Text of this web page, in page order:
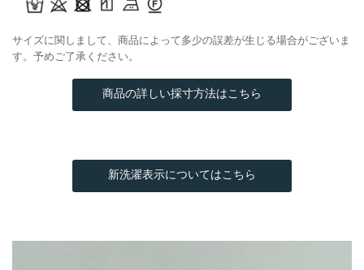
サイズに関しまして、商品によって多少の誤差が生じる場合がございま
す。予めご了承ください。
商品の詳しい採寸方法はこちら
新洗濯表示についてはこちら